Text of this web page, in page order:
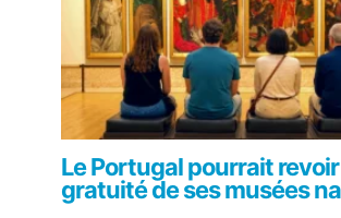
Le Portugal pourrait
gratuité de ses musées